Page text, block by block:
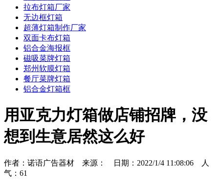
拉布灯箱厂家
无边框灯箱
超薄灯箱制作厂家
双面卡布灯箱
铝合金海报框
磁吸菜牌灯箱
郑州软膜灯箱
餐厅菜牌灯箱
铝合金灯箱框
用亚克力灯箱做店铺招牌，没
想到生意居然这么好
作者：诺语广告器材 来源： 日期：2022/1/4 11:08:06 人
气： 61